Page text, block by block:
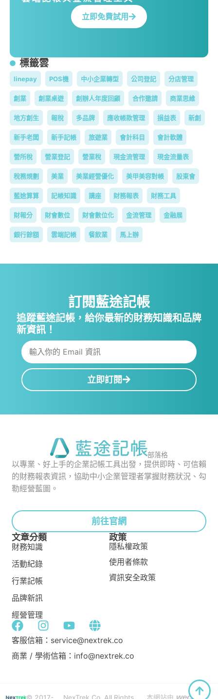
立即免費試用
標籤雲
linepay POS機 中小企業轉型 公司登記 分店管理
創業 創業桌遊 創辦人年度回顧 合作邀請 商業思維
地方創生 報稅 多品牌 應收帳款管理 損益表 新創
新手老闆 新手記帳 旅遊業 會計科目 會計軟體
營所稅 營業登記 營業稅 現金流管理 現金流量表
稅務規劃 美業 美業經營優化 美甲美容對帳 股東會
藍途算算 記帳知識 講座 財務報表 財務工具
財報分 財會數位 財會數位化 金流管理 金融展
銀行餘額 雲端記帳 餐飲業 馬上辦
訂閱藍途記帳
追蹤藍途記帳，給你最新的財務知識和品牌
新資訊！
立即訂閱
部落格
以專業、好上手的企業記帳工具出發，提供即時、可信賴
的財務報表資訊，協助中小企業管理者掌握財務狀況、勾
勒經營藍圖。
前往官網
文章分類
財務知識
活動紀錄
行業記帳
品牌新訊
經營管理
政策
隱私權政策
使用者條款
資訊安全政策
客服信箱：service@nextrek.co
商業 / 學術信箱：info@nextrek.co
© 2017- NexTrek Co. All Rights 本網站由 建